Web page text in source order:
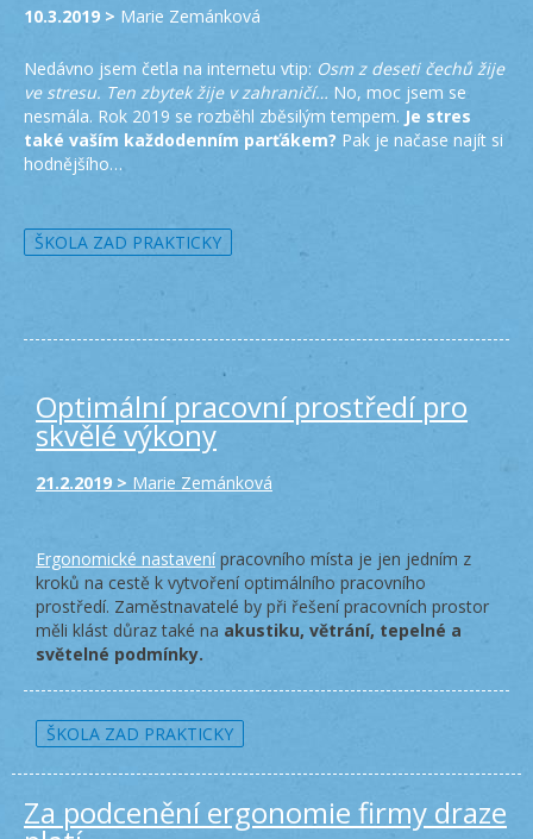
10.3.2019 > Marie Zemánková
Nedávno jsem četla na internetu vtip: Osm z deseti čechů žije
ve stresu. Ten zbytek žije v zahraničí… No, moc jsem se
nesmála. Rok 2019 se rozběhl zběsilým tempem. Je stres
také vaším každodenním parťákem? Pak je načase najít si
hodnějšího…
ŠKOLA ZAD PRAKTICKY
Optimální pracovní prostředí pro
skvělé výkony
21.2.2019 > Marie Zemánková
Ergonomické nastavenípracovního místa je jen jedním z
kroků na cestě k vytvoření optimálního pracovního
prostředí. Zaměstnavatelé by při řešení pracovních prostor
měli klást důraz také na akustiku, větrání, tepelné a
světelné podmínky.
ŠKOLA ZAD PRAKTICKY
Za podcenění ergonomie firmy draze